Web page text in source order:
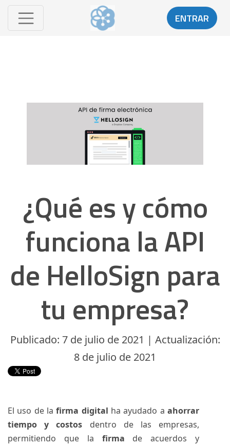
ENTRAR
¿Qué es y cómo
funciona la API
de HelloSign para
tu empresa?
Publicado: 7 de julio de 2021 | Actualización:
8 de julio de 2021
El uso de lafirma digital ha ayudado aahorrar
tiempo y costos dentro de las empresas,
permitiendo que la firma de acuerdos y